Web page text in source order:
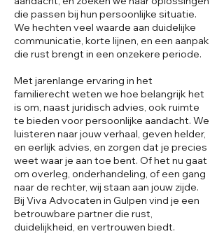
die passen bij hun persoonlijke situatie.
We hechten veel waarde aan duidelijke
communicatie, korte lijnen, en een aanpak
die rust brengt in een onzekere periode.
Met jarenlange ervaring in het
familierecht weten we hoe belangrijk het
is om, naast juridisch advies, ook ruimte
te bieden voor persoonlijke aandacht. We
luisteren naar jouw verhaal, geven helder,
en eerlijk advies, en zorgen dat je precies
weet waar je aan toe bent. Of het nu gaat
om overleg, onderhandeling, of een gang
naar de rechter, wij staan aan jouw zijde.
Bij Viva Advocaten in Gulpen vind je een
betrouwbare partner die rust,
duidelijkheid, en vertrouwen biedt.